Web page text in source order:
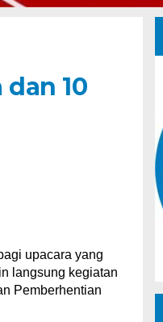
10
upacara yang
langsung kegiatan
Pemberhentian